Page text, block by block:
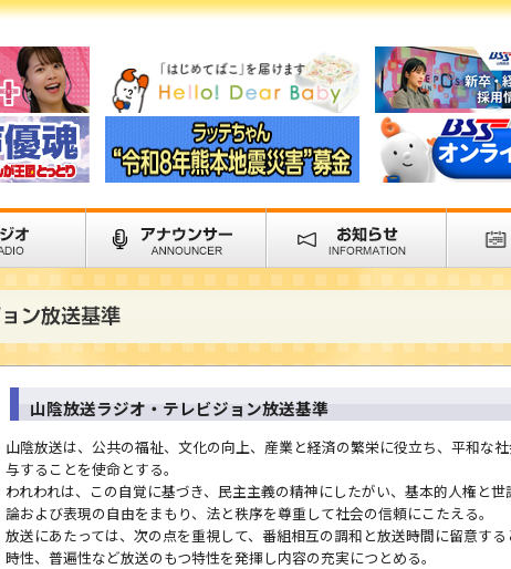
山陰放送ラジオ・テレビジョン放送基準
山陰放送は、公共の福祉、文化の向上、産業と経済の繁栄に役立ち、平和な
与することを使命とする。
われわれは、この自覚に基づき、民主主義の精神にしたがい、基本的人権と世
論および表現の自由をまもり、法と秩序を尊重して社会の信頼にこたえる。
放送にあたっては、次の点を重視して、番組相互の調和と放送時間に留意す
時性、普遍性など放送のもつ特性を発揮し内容の充実につとめる。